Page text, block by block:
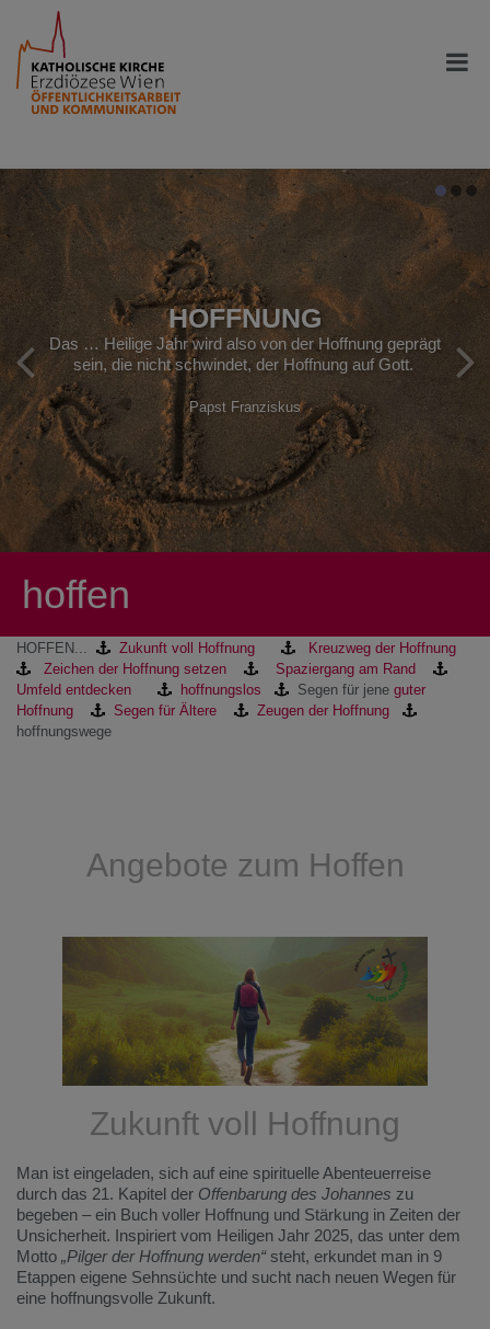
HOFFNUNG
Das … Heilige Jahr wird also von der Hoffnung geprägt
sein, die nicht schwindet, der Hoffnung auf Gott.
Papst Franziskus
hoffen
HOFFEN... Zukunft voll Hoffnung
Kreuzweg der Hoffnung
Zeichen der Hoffnung setzen
Spaziergang am Rand
Umfeld entdecken
hoffnungslos Segen für jene guter
Hoffnung
Segen für Ältere
Zeugen der Hoffnung
hoffnungswege
Angebote zum Hoffen
Zukunft voll Hoffnung
Man ist eingeladen, sich auf eine spirituelle Abenteuerreise
durch das 21. Kapitel der Offenbarung des Johannes zu
begeben – ein Buch voller Hoffnung und Stärkung in Zeiten der
Unsicherheit. Inspiriert vom Heiligen Jahr 2025, das unter dem
Motto „Pilger der Hoffnung werden“steht, erkundet man in 9
Etappen eigene Sehnsüchte und sucht nach neuen Wegen für
eine hoffnungsvolle Zukunft.